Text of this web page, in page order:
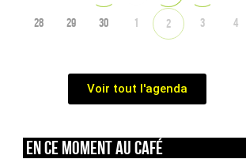
28 29 30 1 2 3 4
Voir tout l'agenda
En ce moment au café